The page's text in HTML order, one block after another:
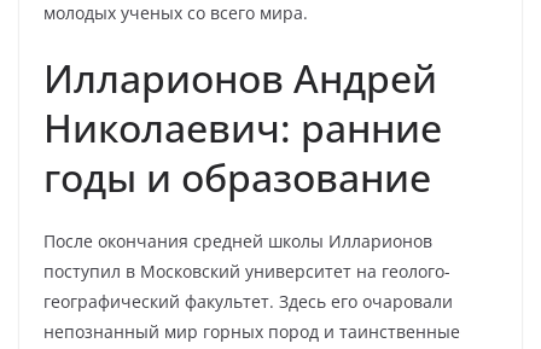
молодых ученых со всего мира.
Илларионов Андрей
Николаевич: ранние
годы и образование
После окончания средней школы Илларионов
поступил в Московский университет на геолого-
географический факультет. Здесь его очаровали
непознанный мир горных пород и таинственные